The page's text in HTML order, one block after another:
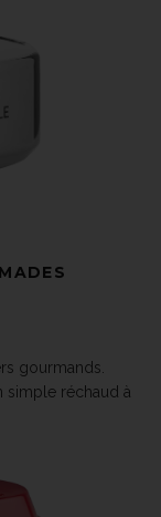
gourmands.
simple réchaud à